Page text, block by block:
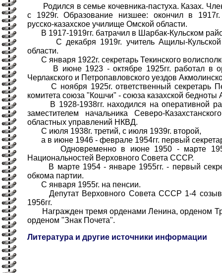
Родился в семье кочевника-пастуха. Казах.
с 1929г. Образование низшее: окончил в 1917г.
русско-казахское училище Омской области.
В 1917-1919гг. батрачил в Шарбак-Кульском
С декабря 1919г. учитель Ащилы-Кульской
области.
С января 1922г. секретарь Текинского
В июне 1923 - октябре 1925гг. работал в
Черлакского и Петропавловского уездов
С ноября 1925г. ответственный секретарь
комитета союза "Кошчи" - союза казахской бедноты
В 1928-1938гг. находился на оперативной
заместителем начальника Северо-
областных управлений НКВД.
С июля 1938г. третий, с июля 1939г. второй,
а в июне 1946 - феврале 1954гг. первый
Одновременно в июне 1950 - марте
Национальностей Верховного Совета СССР.
В марте 1954 - январе 1955гг. - первый
обкома партии.
С января 1955г. на пенсии.
Депутат Верховного Совета СССР 1-4
1956гг.
Награжден тремя орденами Ленина, орденом
орденом "Знак Почета".
Литература и другие источники информации